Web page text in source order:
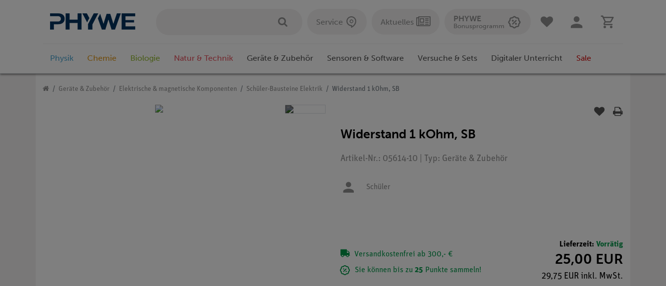
Service Aktuelles PHYWE
Bonusprogramm
Physik Chemie Biologie Natur & Technik Geräte & Zubehör Sensoren & Software Versuche & Sets Digitaler Unterricht Sale
Geräte & Zubehör Elektrische & magnetische Komponenten Schüler-Bausteine Elektrik Widerstand 1 kOhm, SB
Widerstand 1 kOhm, SB
Artikel-Nr.: 05614-10 | Typ: Geräte & Zubehör
Schüler
Versandkostenfrei ab 300,- €
Sie können bis zu 25 Punkte sammeln!
Lieferzeit: Vorrätig
25,00 EUR
29,75 EUR inkl. MwSt.